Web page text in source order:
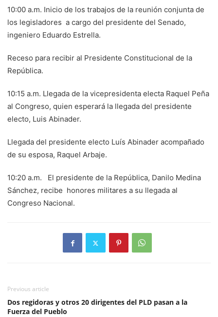
10:00 a.m. Inicio de los trabajos de la reunión conjunta de
los legisladores a cargo del presidente del Senado,
ingeniero Eduardo Estrella.
Receso para recibir al Presidente Constitucional de la
República.
10:15 a.m. Llegada de la vicepresidenta electa Raquel Peña
al Congreso, quien esperará la llegada del presidente
electo, Luis Abinader.
Llegada del presidente electo Luís Abinader acompañado
de su esposa, Raquel Arbaje.
10:20 a.m. El presidente de la República, Danilo Medina
Sánchez, recibe honores militares a su llegada al
Congreso Nacional.
Previous article
Dos regidoras y otros 20 dirigentes del PLD pasan a la
Fuerza del Pueblo